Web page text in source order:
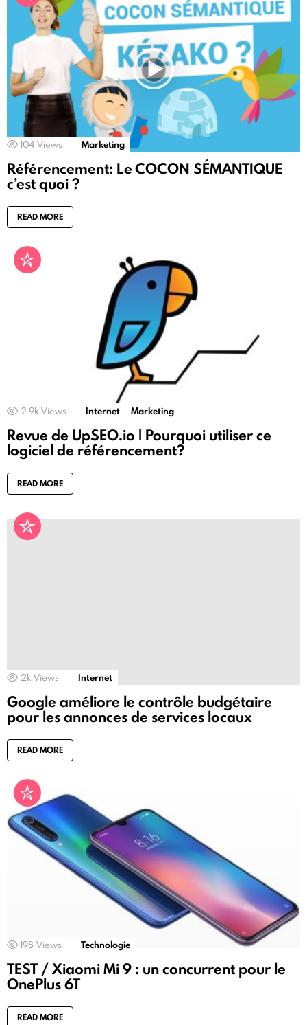
104 Views Marketing
Référencement: Le COCON SÉMANTIQUE
c’est quoi ?
READ MORE
2.9k Views Internet Marketing
Revue de UpSEO.io | Pourquoi utiliser ce
logiciel de référencement?
READ MORE
2k Views Internet
Google améliore le contrôle budgétaire
pour les annonces de services locaux
READ MORE
198 Views Technologie
TEST / Xiaomi Mi 9 : un concurrent pour le
OnePlus 6T
READ MORE